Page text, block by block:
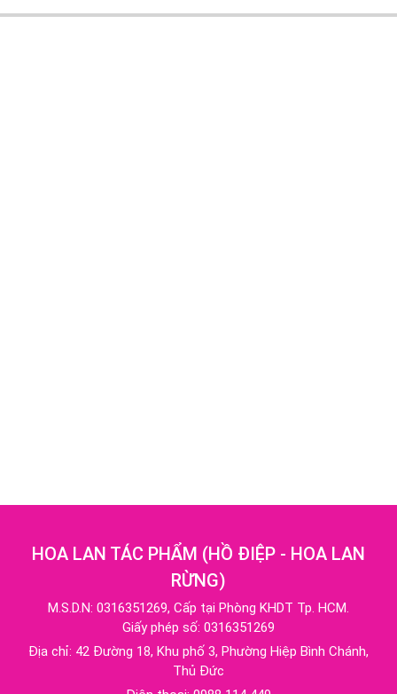
HOA LAN TÁC PHẨM (HỒ ĐIỆP - HOA LAN
RỪNG)
M.S.D.N: 0316351269, Cấp tại Phòng KHDT Tp. HCM.
Giấy phép số: 0316351269
Địa chỉ: 42 Đường 18, Khu phố 3, Phường Hiệp Bình Chánh,
Thủ Đức